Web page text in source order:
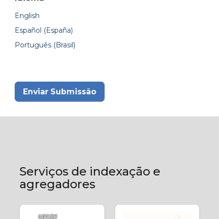
English
Español (España)
Português (Brasil)
Enviar Submissão
Serviços de indexação e
agregadores